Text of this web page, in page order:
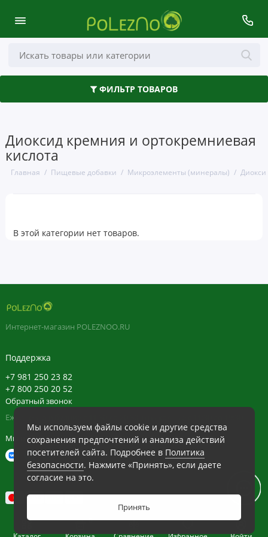
0
ФИЛЬТР ТОВАРОВ
Диоксид кремния и ортокремниевая
кислота
Главная Пищевые добавки Микроэлементы (минералы)
Аминокислоты
Волосы, кожа и ногти
Глаза, уши и нос
Деятельность мозга
Контроль веса
Микроэлементы (минералы)
Мужское здоровье
Рыбий жир и омега (ЭПК и ДГК)
Система пищеварения
Снижение веса
Сон
В этой категории нет товаров.
Мы используем файлы cookie и другие средства
сохранения предпочтений и анализа действий
посетителей сайта. Подробнее в Политика
безопасности. Нажмите «Принять», если даете
согласие на это.
Принять
Интернет-магазин POLEZNOO.RU
Поддержка
+7 981 250 23 82
+7 800 250 20 52
Обратный звонок
Ежедневно в будние с 11:30 до 20:30, в выходные с 11:30 до 19:30
Мы в сети